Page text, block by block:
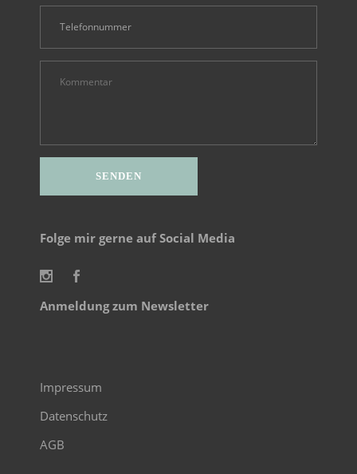
Folge mir gerne auf Social Media
Anmeldung zum Newsletter
Impressum
Datenschutz
AGB